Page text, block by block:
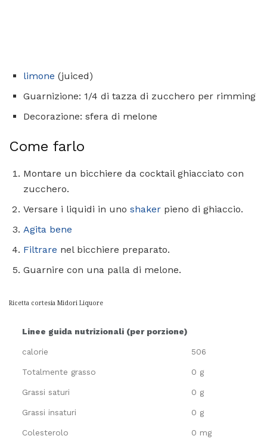
limone (juiced)
Guarnizione: 1/4 di tazza di zucchero per rimming
Decorazione: sfera di melone
Come farlo
Montare un bicchiere da cocktail ghiacciato con
zucchero.
Versare i liquidi in uno shaker pieno di ghiaccio.
Agita bene
Filtrare nel bicchiere preparato.
Guarnire con una palla di melone.
Ricetta cortesia Midori Liquore
Linee guida nutrizionali (per porzione)
calorie 506
Totalmente grasso 0 g
Grassi saturi 0 g
Grassi insaturi 0 g
Colesterolo 0 mg